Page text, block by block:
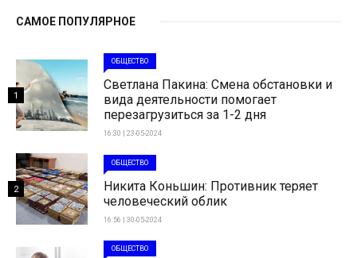
САМОЕ ПОПУЛЯРНОЕ
ОБЩЕСТВО
Светлана Пакина: Смена обстановки и
вида деятельности помогает
перезагрузиться за 1-2 дня
16:30 | 23-05-2024
1
ОБЩЕСТВО
Никита Коньшин: Противник теряет
человеческий облик
16:56 | 30-05-2024
2
ОБЩЕСТВО